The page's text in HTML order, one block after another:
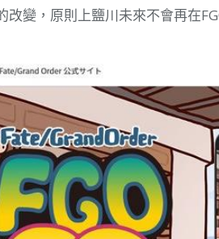
改變，原則上鹽川未來不會再在